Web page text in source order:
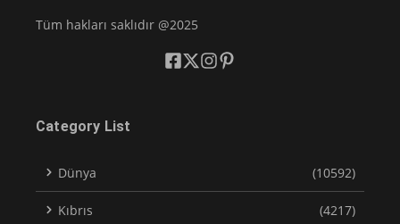
Tüm hakları saklıdır @2025
Category List
Dünya (10592)
Kıbrıs (4217)